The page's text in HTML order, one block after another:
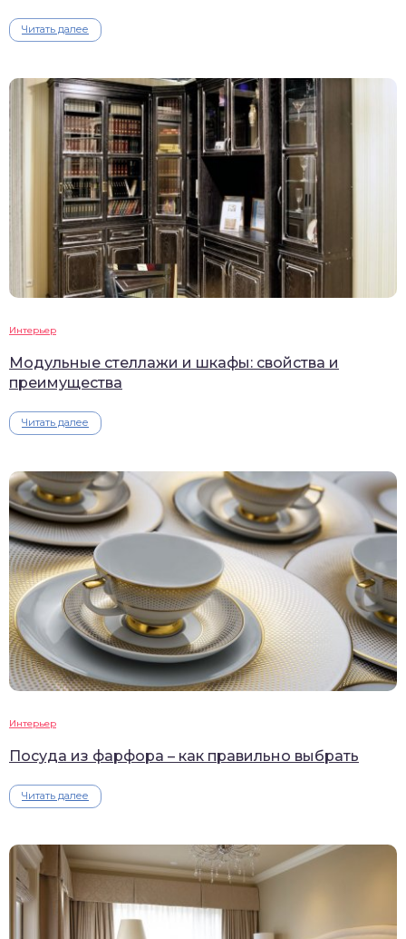
Читать далее
Интерьер
Модульные стеллажи и шкафы: свойства и
преимущества
Читать далее
Интерьер
Посуда из фарфора – как правильно выбрать
Читать далее